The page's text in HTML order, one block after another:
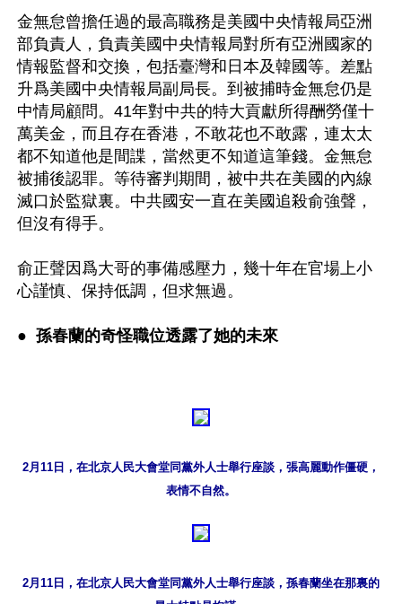
金無怠曾擔任過的最高職務是美國中央情報局亞洲
部負責人，負責美國中央情報局對所有亞洲國家的
情報監督和交換，包括臺灣和日本及韓國等。差點
升爲美國中央情報局副局長。到被捕時金無怠仍是
中情局顧問。41年對中共的特大貢獻所得酬勞僅十
萬美金，而且存在香港，不敢花也不敢露，連太太
都不知道他是間諜，當然更不知道這筆錢。金無怠
被捕後認罪。等待審判期間，被中共在美國的內線
滅口於監獄裏。中共國安一直在美國追殺俞強聲，
但沒有得手。
俞正聲因爲大哥的事備感壓力，幾十年在官場上小
心謹慎、保持低調，但求無過。
● 孫春蘭的奇怪職位透露了她的未來
2月11日，在北京人民大會堂同黨外人士舉行座談，張高麗動作僵硬，
表情不自然。
2月11日，在北京人民大會堂同黨外人士舉行座談，孫春蘭坐在那裏的